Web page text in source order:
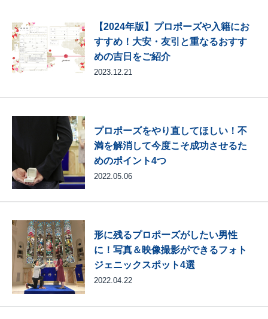
【2024年版】プロポーズや入籍にお
すすめ！大安・友引と重なるおすす
めの吉日をご紹介
2023.12.21
プロポーズをやり直してほしい！不
満を解消して今度こそ成功させるた
めのポイント4つ
2022.05.06
形に残るプロポーズがしたい男性
に！写真＆映像撮影ができるフォト
ジェニックスポット4選
2022.04.22